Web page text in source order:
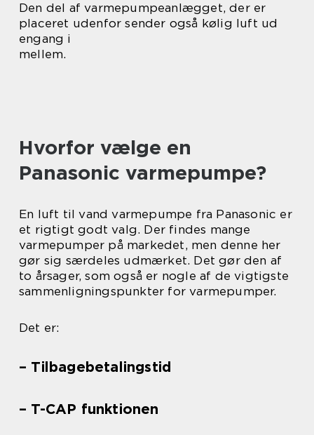
Den del af varmepumpeanlægget, der er
placeret udenfor sender også kølig luft ud
engang i
mellem.
Hvorfor vælge en
Panasonic varmepumpe?
En luft til vand varmepumpe fra Panasonic er
et rigtigt godt valg. Der findes mange
varmepumper på markedet, men denne her
gør sig særdeles udmærket. Det gør den af
to årsager, som også er nogle af de vigtigste
sammenligningspunkter for varmepumper.
Det er:
– Tilbagebetalingstid
– T-CAP funktionen